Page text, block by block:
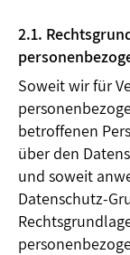
2.1.
Soweit wir für
betroffenen
über den
und soweit
Datenschutz-